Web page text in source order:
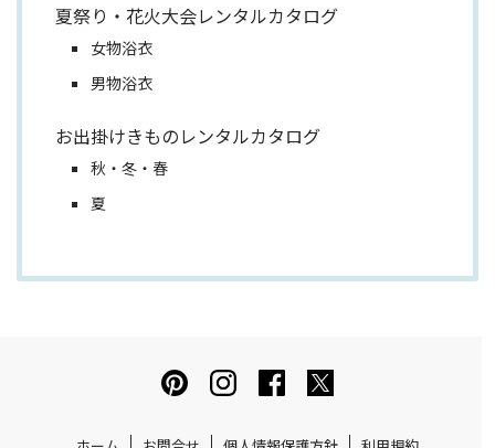
夏祭り・花火大会レンタルカタログ
女物浴衣
男物浴衣
お出掛けきものレンタルカタログ
秋・冬・春
夏